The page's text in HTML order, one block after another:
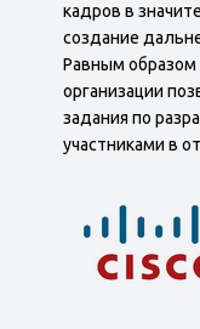
кадров в
создание
Равным образом
организации
задания по
участниками в